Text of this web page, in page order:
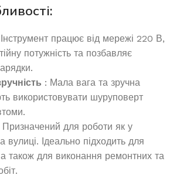
працює від мережі 220 В,
потужність та позбавляє
: Мала вага та зручна
використовувати шуруповерт
Призначений для роботи як у
вулиці. Ідеально підходить для
також для виконання ремонтних та